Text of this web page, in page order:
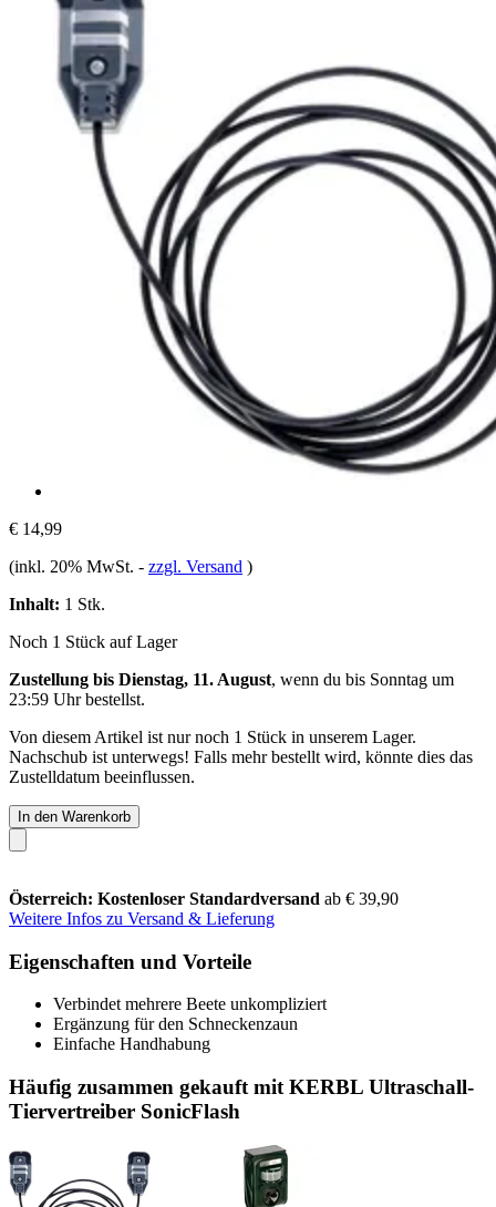
€ 14,99
(inkl. 20% MwSt. - zzgl. Versand )
Inhalt: 1 Stk.
Noch 1 Stück auf Lager
Zustellung bis Dienstag, 11. August, wenn du bis Sonntag um
23:59 Uhrbestellst.
Von diesem Artikel ist nur noch 1 Stück in unserem Lager.
Nachschub ist unterwegs! Falls mehr bestellt wird, könnte dies das
Zustelldatum beeinflussen.
In den Warenkorb
Österreich: Kostenloser Standardversand ab € 39,90
Weitere Infos zu Versand & Lieferung
Eigenschaften und Vorteile
Verbindet mehrere Beete unkompliziert
Ergänzung für den Schneckenzaun
Einfache Handhabung
Häufig zusammen gekauft mit KERBL Ultraschall-
Tiervertreiber SonicFlash